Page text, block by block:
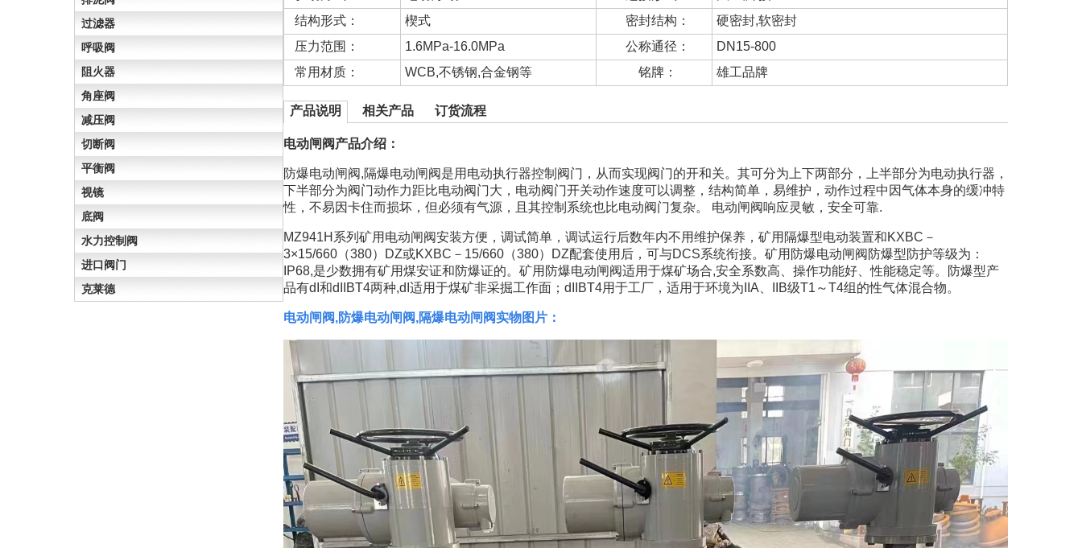
过滤器
呼吸阀
阻火器
角座阀
减压阀
切断阀
平衡阀
视镜
底阀
水力控制阀
进口阀门
克莱德
结构形式：
楔式 密封结构：
硬密封,软密封
压力范围：
1.6MPa-16.0MPa 公称通径：
DN15-800
常用材质：
WCB,不锈钢,合金钢等 铭牌： 雄工品牌
产品说明 相关产品 订货流程
电动闸阀产品介绍：
防爆电动闸阀,隔爆电动闸阀是用电动执行器控制阀门，从而实现阀门的开和关。其可分为上下两部分，上半部分为电动执行器，
下半部分为阀门动作力距比电动阀门大，电动阀门开关动作速度可以调整，结构简单，易维护，动作过程中因气体本身的缓冲特
性，不易因卡住而损坏，但必须有气源，且其控制系统也比电动阀门复杂。 电动闸阀响应灵敏，安全可靠.
MZ941H系列矿用电动闸阀安装方便，调试简单，调试运行后数年内不用维护保养，矿用隔爆型电动装置和KXBC－
3×15/660（380）DZ或KXBC－15/660（380）DZ配套使用后，可与DCS系统衔接。矿用防爆电动闸阀防爆型防护等级为：
IP68,是少数拥有矿用煤安证和防爆证的。矿用防爆电动闸阀适用于煤矿场合,安全系数高、操作功能好、性能稳定等。防爆型产
品有dI和dIIBT4两种,dI适用于煤矿非采掘工作面；dIIBT4用于工厂，适用于环境为IIA、IIB级T1～T4组的性气体混合物。
电动闸阀,防爆电动闸阀,隔爆电动闸阀实物图片：